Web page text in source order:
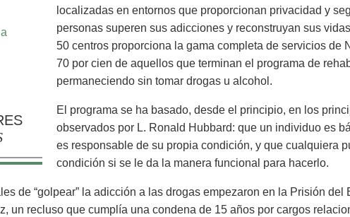
localizadas en entornos que proporcionan privacidad y
personas superen sus adicciones y reconstruyan sus
50 centros proporciona la gama completa de servicios de
70 por cien de aquellos que terminan el programa de
permaneciendo sin tomar drogas u alcohol.
El programa se ha basado, desde el principio, en los
observados por L. Ronald Hubbard: que un individuo es
es responsable de su propia condición, y que cualquiera
condición si se le da la manera funcional para hacerlo.
de “golpear” la adicción a las drogas empezaron en la Prisión del
un recluso que cumplía una condena de 15 años por cargos